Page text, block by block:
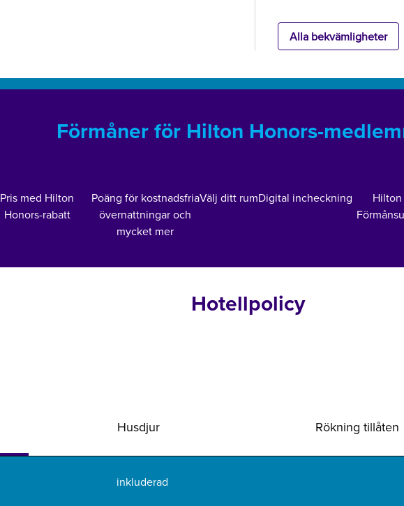
Alla bekvämligheter
Förmåner för Hilton Honors-
Pris med Hilton
Honors-rabatt
Poäng för kostnadsfria
övernattningar och
mycket mer
Välj ditt rumDigital incheckning
Hotellpolicy
Husdjur Rökning tillåten
inkluderad